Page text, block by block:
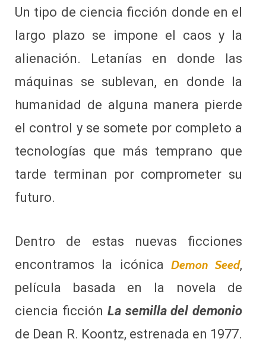
Un tipo de ciencia ficción donde en el
largo plazo se impone el caos y la
alienación. Letanías en donde las
máquinas se sublevan, en donde la
humanidad de alguna manera pierde
el control y se somete por completo a
tecnologías que más temprano que
tarde terminan por comprometer su
futuro.
Dentro de estas nuevas ficciones
encontramos la icónica Demon Seed,
película basada en la novela de
ciencia ficción La semilla del demonio
de Dean R. Koontz, estrenada en 1977.